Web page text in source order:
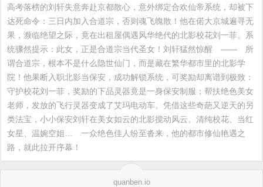
高考落榜的刘轩失意奔赴京都散心，意外绑定合欢仙帝系统，却被下
达死命令：三日内加入合道宗，否则魂飞魄散！他在偌大京城遍寻无
果，濒临绝望之际，竟在出租屋偶遇风华绝代的北影校花刘一菲。系
统骤然提示：此女，正是合道宗当代圣女！刘轩猛然惊醒　——　所
谓合道宗，根本不是什么隐世仙门，而是藏在繁华都市里的北影学
院！他果断入职北影当保安，成功解锁系统，可奖励却离谱到极致：
守护校花刘一菲，奖励的下品灵器竟是一身保安制服；帮扶绝色美女
老师，发放的飞行灵器变成了艾玛电动车。凭借这些奇葩又逆天的另
类法宝，小小保安刘轩在美女如云的北影搅动风云。清纯校花、当红
女星、温婉空姐…　一众绝色佳人纷至沓来，他的都市修仙艳遇之
路，就此拉开序幕！
quanben.io